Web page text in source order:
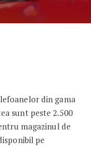
din gama
sunt peste 2.500
magazinul de
pe